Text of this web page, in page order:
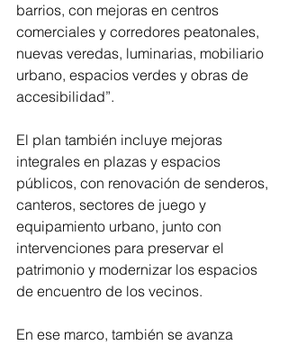
barrios, con mejoras en centros
comerciales y corredores peatonales,
nuevas veredas, luminarias, mobiliario
urbano, espacios verdes y obras de
accesibilidad”.
El plan también incluye mejoras
integrales en plazas y espacios
públicos, con renovación de senderos,
canteros, sectores de juego y
equipamiento urbano, junto con
intervenciones para preservar el
patrimonio y modernizar los espacios
de encuentro de los vecinos.
En ese marco, también se avanza